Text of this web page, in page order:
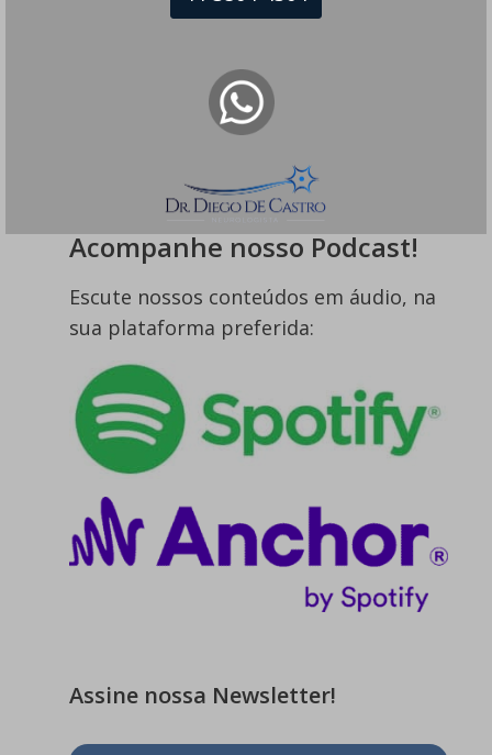
esperança e tratamento!
O que Pode Causar Sensação Estranha
na Cabeça e Tontura?
161 visualizações
Acompanhe nosso Podcast!
Escute nossos conteúdos em áudio, na
sua plataforma preferida:
Assine nossa Newsletter!